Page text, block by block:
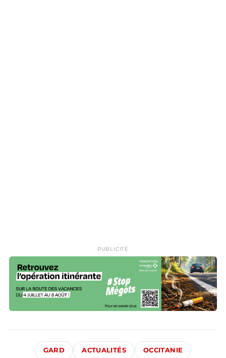
PUBLICITÉ
GARD ACTUALITÉS OCCITANIE